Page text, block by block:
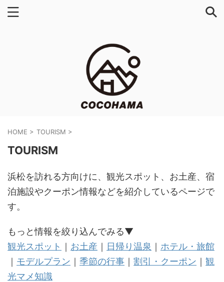
HOME > TOURISM >
TOURISM
浜松を訪れる方向けに、観光スポット、お土産、宿
泊施設やクーポン情報などを紹介しているページで
す。
もっと情報を絞り込んでみる▼
観光スポット ｜ お土産 ｜ 日帰り温泉 ｜ ホテル・旅館
｜ モデルプラン ｜ 季節の行事 ｜ 割引・クーポン ｜ 観
光マメ知識